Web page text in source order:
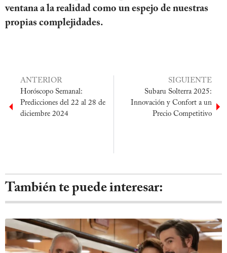
ventana a la realidad como un espejo de nuestras
propias complejidades.
ANTERIOR
Horóscopo Semanal:
Predicciones del 22 al 28 de
diciembre 2024
SIGUIENTE
Subaru Solterra 2025:
Innovación y Confort a un
Precio Competitivo
También te puede interesar: